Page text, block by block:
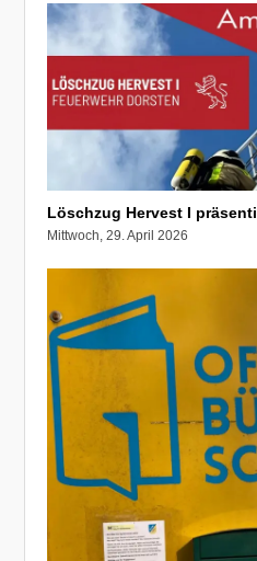
Löschzug Hervest I
Mittwoch, 29. April 2026